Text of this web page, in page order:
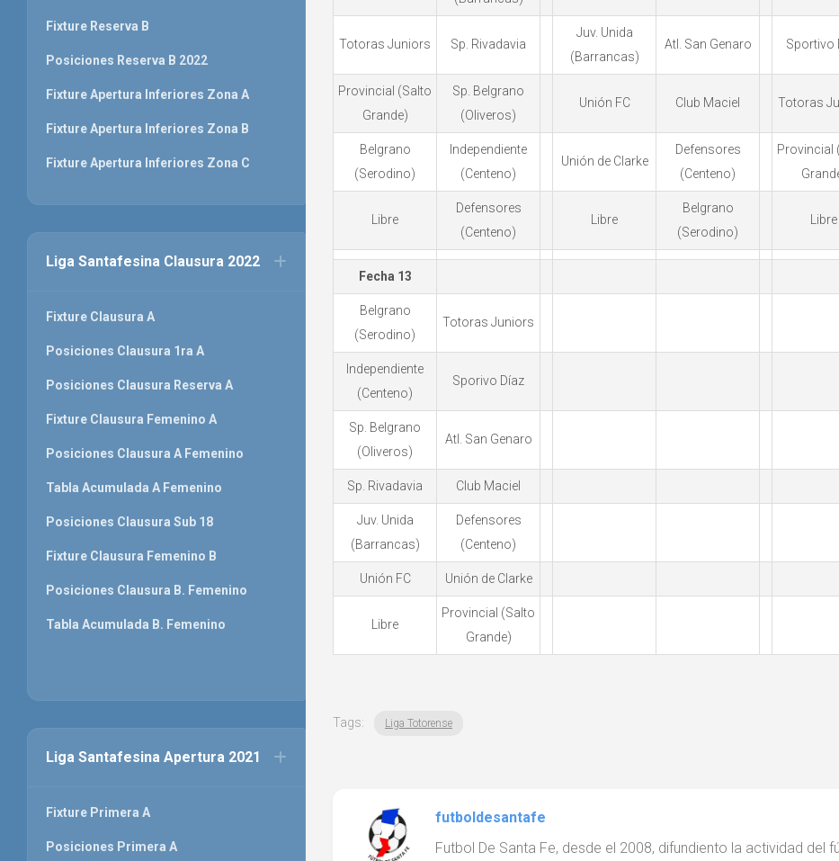
Totoras Juniors Sp. Rivadavia
Juv. Unida
(Barrancas)
Atl. San Genaro Sportivo
Provincial (Salto
Grande)
Sp. Belgrano
(Oliveros)
Unión FC Club Maciel Totoras
Belgrano
(Serodino)
Independiente
(Centeno)
Unión de Clarke
Defensores
(Centeno)
Provincial
Libre
Defensores
(Centeno)
Libre
Belgrano
(Serodino)
Libre
Fecha 13
Belgrano
(Serodino)
Totoras Juniors
Independiente
(Centeno)
Sporivo Díaz
Sp. Belgrano
(Oliveros)
Atl. San Genaro
Sp. Rivadavia Club Maciel
Juv. Unida
(Barrancas)
Defensores
(Centeno)
Unión FC Unión de Clarke
Libre
Provincial (Salto
Grande)
Tags: Liga Totorense
futboldesantafe
Futbol De Santa Fe, desde el 2008, difundiento la actividad del
Fixture Reserva B
Posiciones Reserva B 2022
Fixture Apertura Inferiores Zona A
Fixture Apertura Inferiores Zona B
Fixture Apertura Inferiores Zona C
Liga Santafesina Clausura 2022
Fixture Clausura A
Posiciones Clausura 1ra A
Posiciones Clausura Reserva A
Fixture Clausura Femenino A
Posiciones Clausura A Femenino
Tabla Acumulada A Femenino
Posiciones Clausura Sub 18
Fixture Clausura Femenino B
Posiciones Clausura B. Femenino
Tabla Acumulada B. Femenino
Liga Santafesina Apertura 2021
Fixture Primera A
Posiciones Primera A